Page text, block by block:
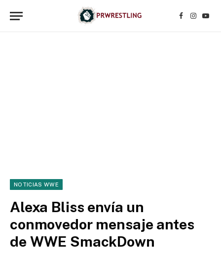
Facebook
NOTICIAS WWE
Alexa Bliss envía un
conmovedor mensaje antes
de WWE SmackDown